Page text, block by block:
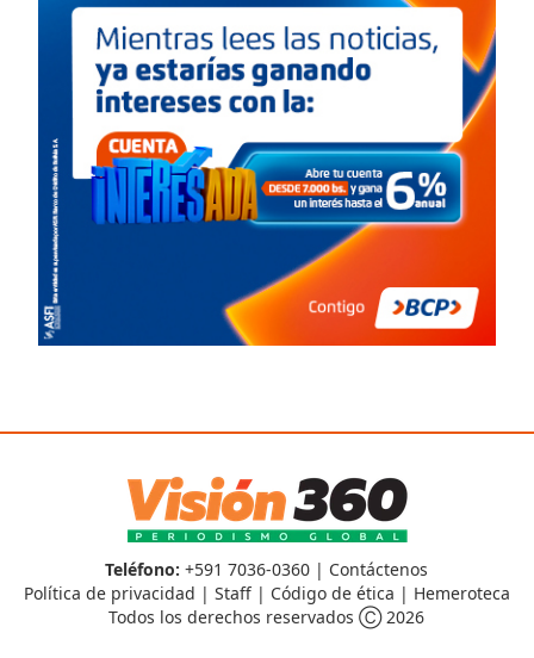
Teléfono: +591 7036-0360 | Contáctenos
Política de privacidad | Staff| Código de ética | Hemeroteca
Todos los derechos reservados Ⓒ 2026